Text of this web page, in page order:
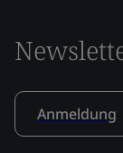
Anmeldung